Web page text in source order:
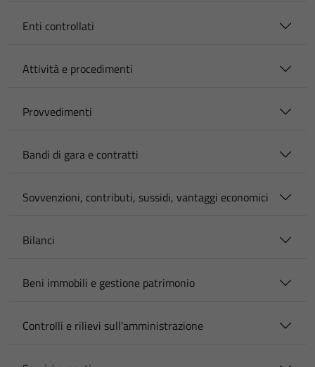
Enti controllati
Attività e procedimenti
Provvedimenti
Bandi di gara e contratti
Sovvenzioni, contributi, sussidi, vantaggi economici
Bilanci
Beni immobili e gestione patrimonio
Controlli e rilievi sull'amministrazione